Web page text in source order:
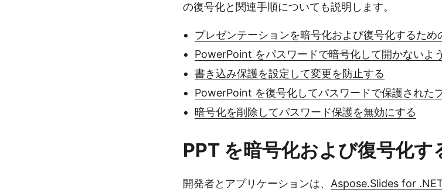
の復号化と関連手順についても説明します。
プレゼンテーションを暗号化および復号化するため
PowerPoint をパスワードで暗号化して開かないよ
書き込み保護を設定して変更を防止する
PowerPoint を復号化してパスワードで保護された
暗号化を削除してパスワード保護を無効にする
PPT を暗号化および復号化
開発者とアプリケーションは、 Aspose.Slides for